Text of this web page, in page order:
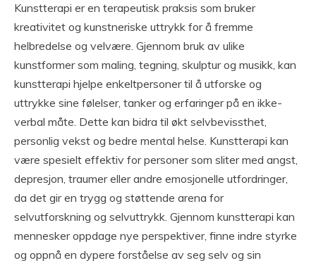
Kunstterapi er en terapeutisk praksis som bruker
kreativitet og kunstneriske uttrykk for å fremme
helbredelse og velvære. Gjennom bruk av ulike
kunstformer som maling, tegning, skulptur og musikk, kan
kunstterapi hjelpe enkeltpersoner til å utforske og
uttrykke sine følelser, tanker og erfaringer på en ikke-
verbal måte. Dette kan bidra til økt selvbevissthet,
personlig vekst og bedre mental helse. Kunstterapi kan
være spesielt effektiv for personer som sliter med angst,
depresjon, traumer eller andre emosjonelle utfordringer,
da det gir en trygg og støttende arena for
selvutforskning og selvuttrykk. Gjennom kunstterapi kan
mennesker oppdage nye perspektiver, finne indre styrke
og oppnå en dypere forståelse av seg selv og sin